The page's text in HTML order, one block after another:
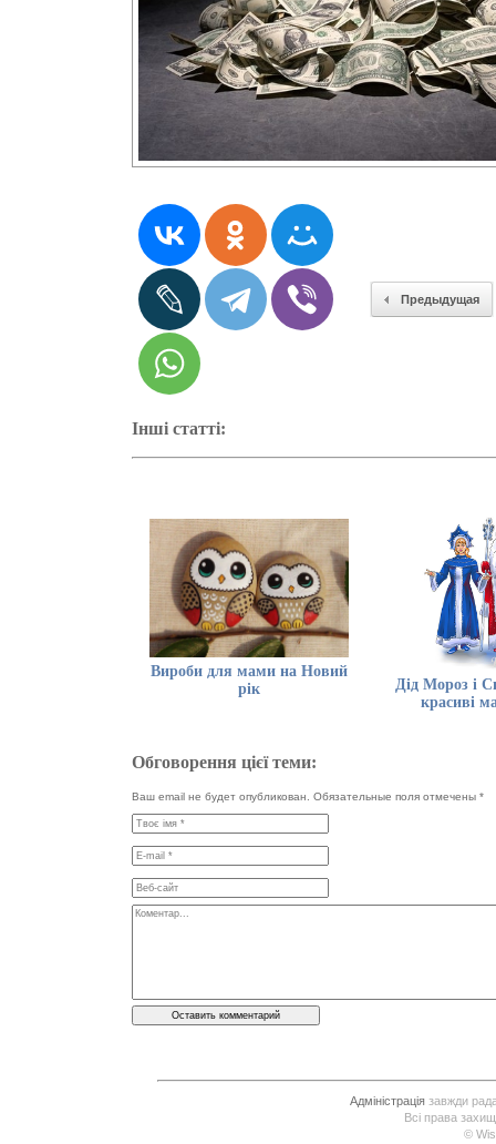
Предыдущая
Інші статті:
Вироби для мами на Новий
рік
Дід Мороз і
красиві
Обговорення цієї теми:
Ваш email не будет опубликован. Обязательные поля отмечены*
Адміністраціязавжди рада
Всі права
©